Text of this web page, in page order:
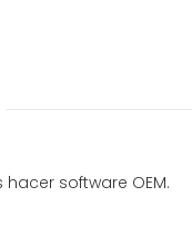
software OEM.